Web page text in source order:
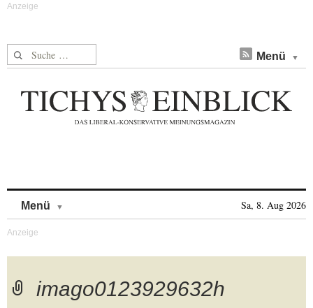
Suche nach: Menü
Menü Sa, 8. Aug 2026
imago0123929632h